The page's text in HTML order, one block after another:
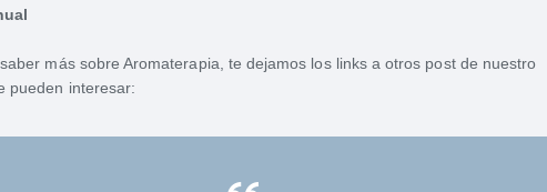
más sobre Aromaterapia, te dejamos los links a otros post de nuestro
pueden interesar: